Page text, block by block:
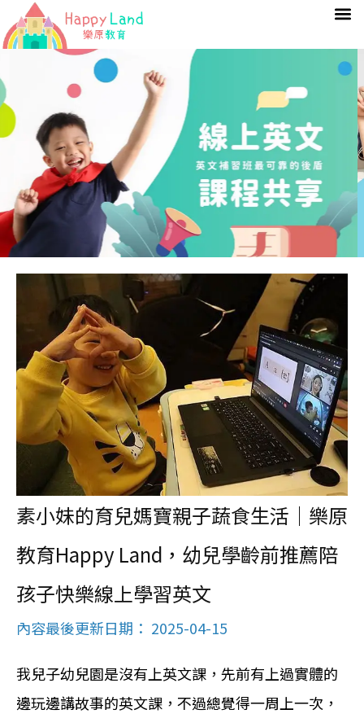
素小妹的育兒媽寶親子蔬食生活｜樂原
教育Happy Land，幼兒學齡前推薦陪
孩子快樂線上學習英文
內容最後更新日期： 2025-04-15
我兒子幼兒園是沒有上英文課，先前有上過實體的
邊玩邊講故事的英文課，不過總覺得一周上一次，